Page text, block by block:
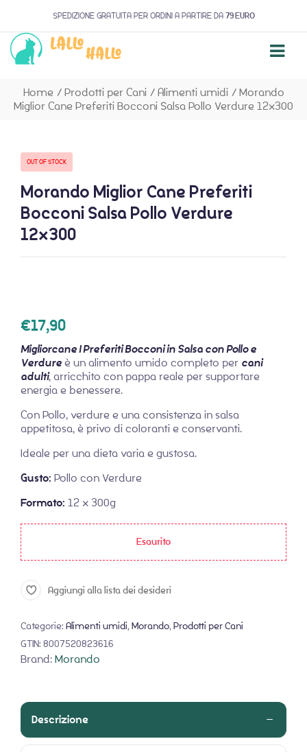
SPEDIZIONE GRATUITA PER ORDINI A PARTIRE DA 79 EURO
Home / Prodotti per Cani / Alimenti umidi / Morando
Miglior Cane Preferiti Bocconi Salsa Pollo Verdure 12×300
OUT OF STOCK
Morando Miglior Cane Preferiti
Bocconi Salsa Pollo Verdure
12×300
€17,90
Migliorcane I Preferiti Bocconi in Salsa con Pollo e
Verdureè un alimento umido completo per cani
adulti, arricchito con pappa reale per supportare
energia e benessere.
Con Pollo, verdure e una consistenza in salsa
appetitosa, è privo di coloranti e conservanti.
Ideale per una dieta varia e gustosa.
Gusto: Pollo con Verdure
Formato: 12 x 300g
Esaurito
Aggiungi alla lista dei desideri
Categorie: Alimenti umidi, Morando, Prodotti per Cani
GTIN: 8007520823616
Brand:Morando
Descrizione